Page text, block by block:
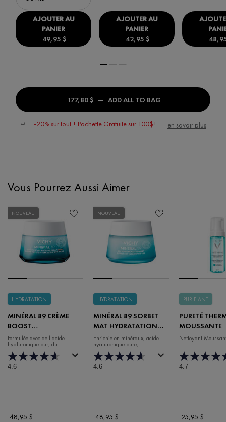
AJOUTER AU
PANIER
49,95 $
MINÉRAL 89 BOOSTER SÉRUM
AJOUTER AU
PANIER
42,95 $
MINÉRAL 89 YEUX
177,80 $ ― ADD ALL TO BAG PRODUCT SET -
-20% sur tout + Pochette Gratuite sur 100$+ en savoir plus
PDP Slot 1 Section
Vous Pourrez Aussi Aimer
NOUVEAU
HYDRATATION
MINÉRAL 89 CRÈME
BOOST
D'HYDRATATION 100H
RICHE SANS PARFUM
Formulée avec de l'acide
hyaluronique pur, du
niacinamide et de la vitamine E
(50 ml)
4.6
48,95 $
NOUVEAU
HYDRATATION
MINÉRAL 89 SORBET
MAT HYDRATATION
48H GEL SANS PARFUM
Enrichie en minéraux, acide
hyaluronique pure,
niacinamide, acide salicylique
et poudre matifiante (50 ml)
4.6
48,95 $
PURIFIANT
PURETÉ
MOUSSANTE
Nettoyant
4.7
25,95 $